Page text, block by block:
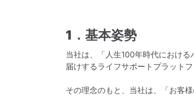
1．基本姿勢
当社は、「人生100年時代におけ
届けするライフサポートプラット
その理念のもと、当社は、「お客